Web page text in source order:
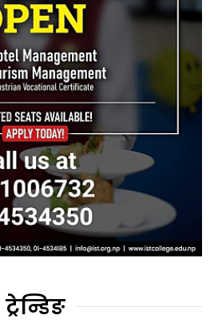
ट्रेन्डिङ